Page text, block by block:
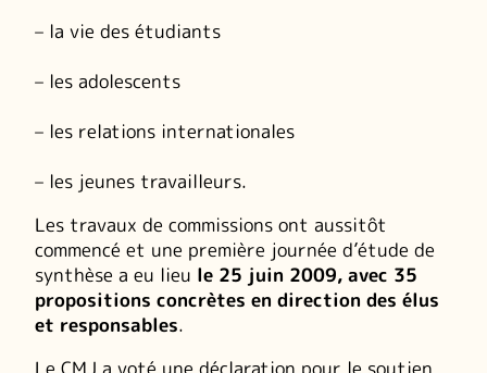
– la vie des étudiants
– les adolescents
– les relations internationales
– les jeunes travailleurs.
Les travaux de commissions ont aussitôt
commencé et une première journée d’étude de
synthèse a eu lieu le 25 juin 2009, avec 35
propositions concrètes en direction des élus
et responsables.
Le CMJ a voté une déclaration pour le soutien